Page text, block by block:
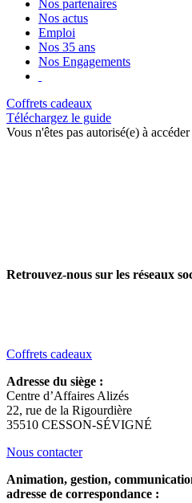
Nos partenaires
Nos actus
Emploi
Nos 35 ans
Nos Engagements
Coffrets cadeaux
Téléchargez le guide
Vous n'êtes pas autorisé(e) à
Retrouvez-nous sur les réseaux
Coffrets cadeaux
Adresse du siège :
Centre d’Affaires Alizés
22, rue de la Rigourdière
35510 CESSON-SÉVIGNÉ
Nous contacter
Animation, gestion,
adresse de correspondance :